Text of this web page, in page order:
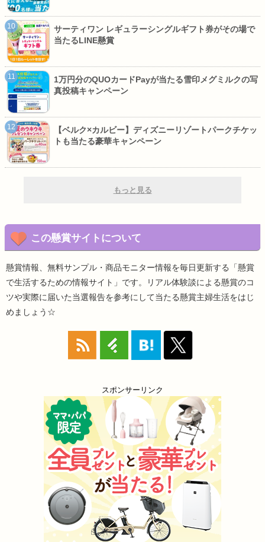
サーティワン レギュラーシングルギフト券がその場で
当たるLINE懸賞
1万円分のQUOカードPayが当たる雪印メグミルクの写
真投稿キャンペーン
【ベルク×カルビー】ディズニーリゾートパークチケッ
トも当たる豪華キャンペーン
もっと見る
この懸賞サイトについて
懸賞情報、無料サンプル・商品モニター情報を毎日更新する「懸賞
で生活するための情報サイト」です。リアル体験談による懸賞のコ
ツや実際に届いた当選報告を参考にして当たる懸賞主婦生活をはじ
めましょう☆
スポンサーリンク